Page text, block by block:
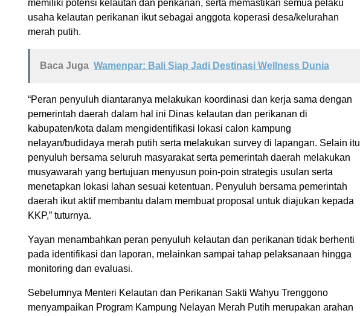
memiliki potensi kelautan dan perikanan, serta memastikan semua pelaku
usaha kelautan perikanan ikut sebagai anggota koperasi desa/kelurahan
merah putih.
Baca Juga Wamenpar: Bali Siap Jadi Destinasi Wellness Dunia
“Peran penyuluh diantaranya melakukan koordinasi dan kerja sama dengan
pemerintah daerah dalam hal ini Dinas kelautan dan perikanan di
kabupaten/kota dalam mengidentifikasi lokasi calon kampung
nelayan/budidaya merah putih serta melakukan survey di lapangan. Selain itu
penyuluh bersama seluruh masyarakat serta pemerintah daerah melakukan
musyawarah yang bertujuan menyusun poin-poin strategis usulan serta
menetapkan lokasi lahan sesuai ketentuan. Penyuluh bersama pemerintah
daerah ikut aktif membantu dalam membuat proposal untuk diajukan kepada
KKP,” tuturnya.
Yayan menambahkan peran penyuluh kelautan dan perikanan tidak berhenti
pada identifikasi dan laporan, melainkan sampai tahap pelaksanaan hingga
monitoring dan evaluasi.
Sebelumnya Menteri Kelautan dan Perikanan Sakti Wahyu Trenggono
menyampaikan Program Kampung Nelayan Merah Putih merupakan arahan